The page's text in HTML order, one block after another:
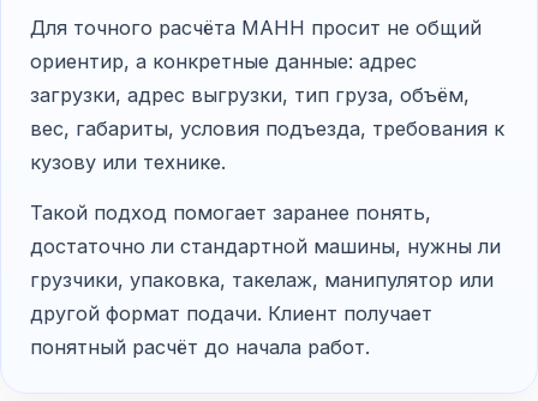
Для точного расчёта МАНН просит не общий
ориентир, а конкретные данные: адрес
загрузки, адрес выгрузки, тип груза, объём,
вес, габариты, условия подъезда, требования к
кузову или технике.
Такой подход помогает заранее понять,
достаточно ли стандартной машины, нужны ли
грузчики, упаковка, такелаж, манипулятор или
другой формат подачи. Клиент получает
понятный расчёт до начала работ.